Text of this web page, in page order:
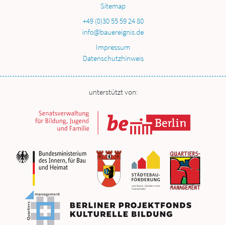
Sitemap
+49 (0)30 55 59 24 80
info@bauereignis.de
Impressum
Datenschutzhinweis
unterstützt von: